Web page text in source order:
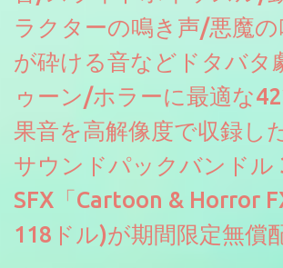
ラクターの鳴き声/悪魔
が砕ける音などドタバタ
ゥーン/ホラーに最適な
果音を高解像度で収録し
サウンドパックバンドル
SFX「Cartoon & Horror
118ドル)が期間限定無償